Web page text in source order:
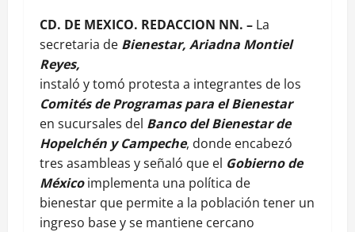
CD. DE MEXICO. REDACCION NN. – La
secretaria de Bienestar, Ariadna Montiel
Reyes,
instaló y tomó protesta a integrantes de los
Comités de Programas para el Bienestar
en sucursales del Banco del Bienestar de
Hopelchén y Campeche, donde encabezó
tres asambleas y señaló que el Gobierno de
Méxicoimplementa una política de
bienestar que permite a la población tener un
ingreso base y se mantiene cercano